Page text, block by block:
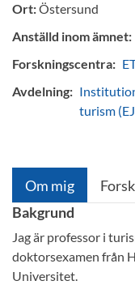
Ort:Östersund
Anställd inom ämnet:
Forskningscentra:
Avdelning:
turism
Om mig
Bakgrund
Jag är professor i
doktorsexamen från
Universitet.